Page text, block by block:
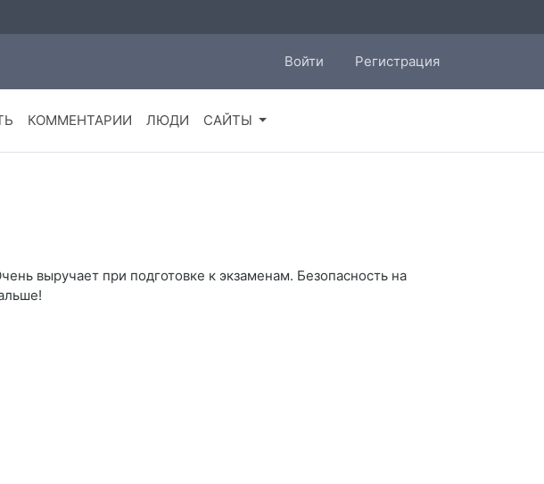
Войти Регистрация
КОММЕНТАРИИ ЛЮДИ САЙТЫ
выручает при подготовке к экзаменам. Безопасность на